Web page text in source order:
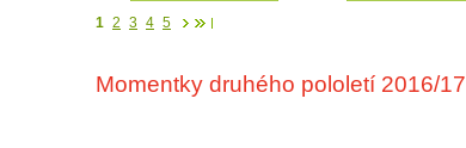
1 2 3 4 5
Momentky druhého pololetí 2016/17